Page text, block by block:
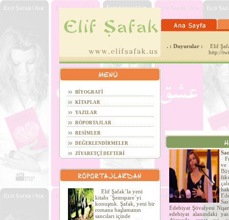
. : Duyurular :
Elif
http://
BİYOGRAFİ
KİTAPLAR
YAZILAR
RÖPORTAJLAR
RESİMLER
DEĞERLENDİRMELER
ZİYARETÇİ DEFTERİ
Elif Şafak´la yeni
kitabı ´Şemspare´yi
konuştuk. Şafak, yeni bir
romana başlamanın
sancıları içinde
ve
Edebiyat Şövalyesi
edebiyat alanındaki